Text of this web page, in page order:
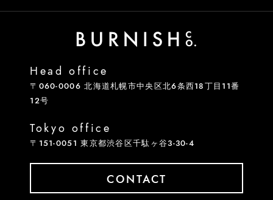
Head office
〒060-0006 北海道札幌市中央区北6条西18丁目11番
12号
Tokyo office
〒151-0051 東京都渋谷区千駄ヶ谷3-30-4
CONTACT